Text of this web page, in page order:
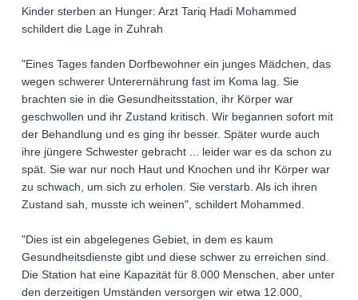
Kinder sterben an Hunger: Arzt Tariq Hadi Mohammed
schildert die Lage in Zuhrah
"Eines Tages fanden Dorfbewohner ein junges Mädchen, das
wegen schwerer Unterernährung fast im Koma lag. Sie
brachten sie in die Gesundheitsstation, ihr Körper war
geschwollen und ihr Zustand kritisch. Wir begannen sofort mit
der Behandlung und es ging ihr besser. Später wurde auch
ihre jüngere Schwester gebracht ... leider war es da schon zu
spät. Sie war nur noch Haut und Knochen und ihr Körper war
zu schwach, um sich zu erholen. Sie verstarb. Als ich ihren
Zustand sah, musste ich weinen", schildert Mohammed.
"Dies ist ein abgelegenes Gebiet, in dem es kaum
Gesundheitsdienste gibt und diese schwer zu erreichen sind.
Die Station hat eine Kapazität für 8.000 Menschen, aber unter
den derzeitigen Umständen versorgen wir etwa 12.000,